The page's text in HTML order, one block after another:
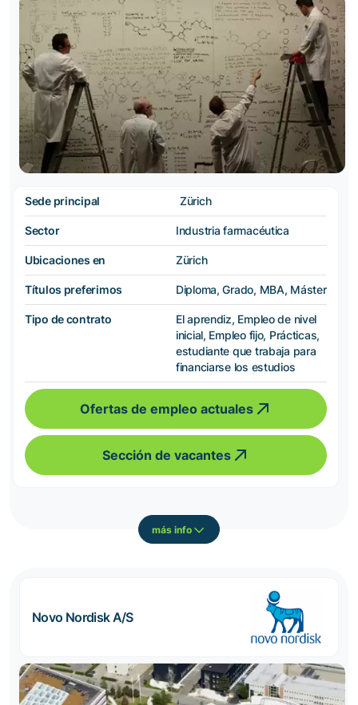
Sede principal Zürich
Sector Industria farmacéutica
Ubicaciones en Zürich
Títulos preferimos Diploma, Grado, MBA, Máster
Tipo de contrato
El aprendiz, Empleo de nivel
inicial, Empleo fijo, Prácticas,
estudiante que trabaja para
financiarse los estudios
Ofertas de empleo actuales
Sección de vacantes
más info
Novo Nordisk A/S